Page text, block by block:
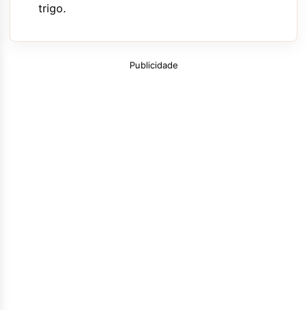
trigo.
Publicidade